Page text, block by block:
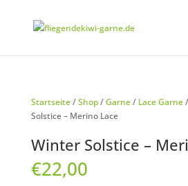
Startseite/Shop/Garne/ Lace Garne/
Solstice – Merino Lace
Winter Solstice –
€22,00